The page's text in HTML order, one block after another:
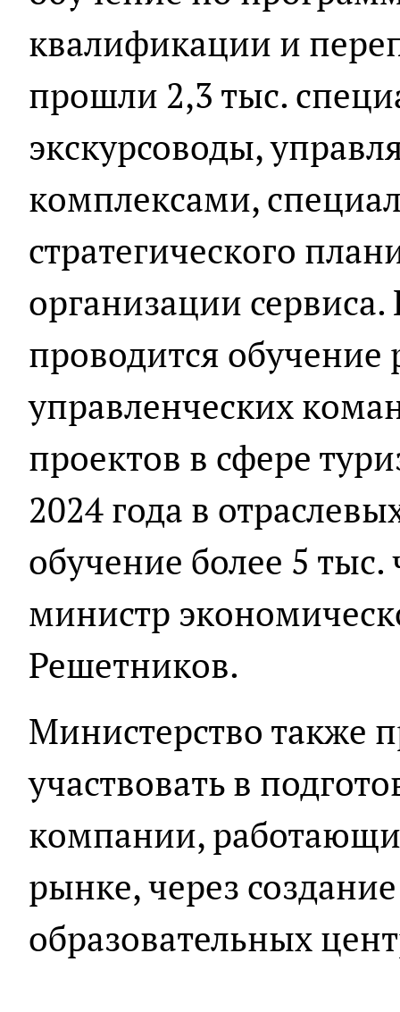
квалификации и
прошли 2,3 тыс.
экскурсоводы,
комплексами,
стратегического
организации
проводится обучение
управленческих
проектов в сфере
2024 года в
обучение более 5 тыс.
министр
Решетников.
Министерство также
участвовать в
компании,
рынке, через
образовательных